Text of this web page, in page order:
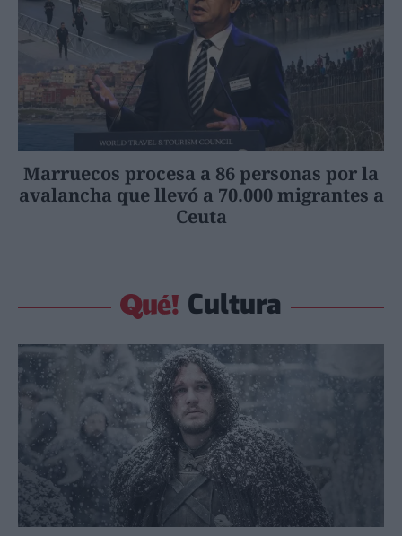
Marruecos procesa a 86 personas por la
avalancha que llevó a 70.000 migrantes a
Ceuta
Cultura